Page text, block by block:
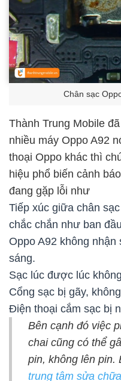
Chân sạc
Thành Trung Mobile
nhiều máy Oppo A92
thoại Oppo khác thì
hiệu phổ biến cảnh
đang gặp lỗi như
Tiếp xúc giữa chân
chắc chắn như ban đầu
Oppo A92 không
sáng.
Sạc lúc được lúc
Cổng sạc bị gãy,
Điện thoại cắm sạc bị
Bên cạnh đó việc
chai cũng có thể
pin, không lên pin.
trung tâm sửa